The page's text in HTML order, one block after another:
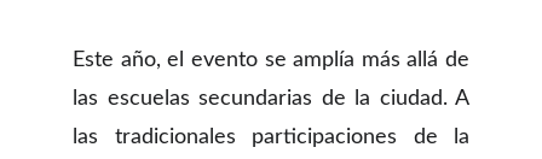
Este año, el evento se amplía más allá de
las escuelas secundarias de la ciudad. A
las tradicionales participaciones de la